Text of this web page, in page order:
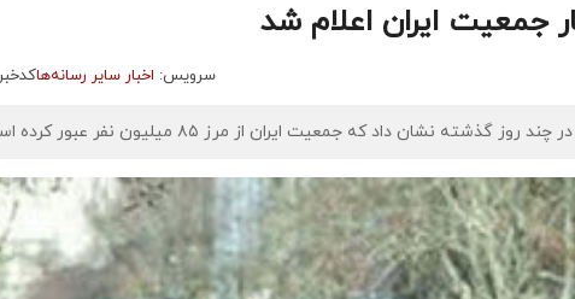
جمعیت ایران اعلام شد
سرویس: اخبار سایر رسانه‌هاکدخبر:
گذشته نشان داد که جمعیت ایران از مرز ۸۵ میلیون نفر عبور کرده است.